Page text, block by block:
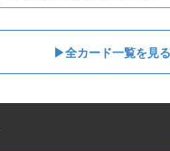
▶︎全カード一覧を見る